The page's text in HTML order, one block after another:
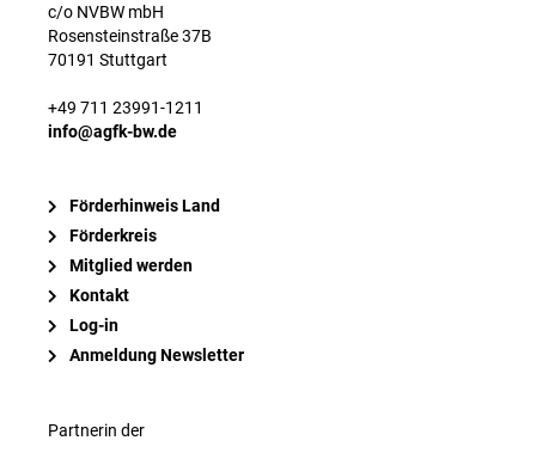
c/o NVBW mbH
Rosensteinstraße 37B
70191 Stuttgart
+49 711 23991-1211
info@agfk-bw.de
Förderhinweis Land
Förderkreis
Mitglied werden
Kontakt
Log-in
Anmeldung Newsletter
Partnerin der